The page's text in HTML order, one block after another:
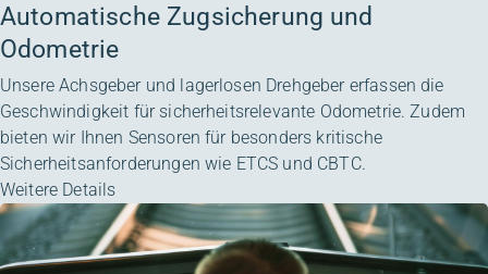
Automatische Zugsicherung und
Odometrie
Unsere Achsgeber und lagerlosen Drehgeber erfassen die
Geschwindigkeit für sicherheitsrelevante Odometrie. Zudem
bieten wir Ihnen Sensoren für besonders kritische
Sicherheitsanforderungen wie ETCS und CBTC.
Weitere Details